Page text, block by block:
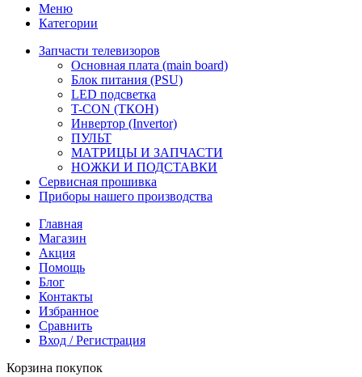
Меню
Категории
Запчасти телевизоров
Основная плата (main board)
Блок питания (PSU)
LED подсветка
T-CON (ТКОН)
Инвертор (Invertor)
ПУЛЬТ
МАТРИЦЫ И ЗАПЧАСТИ
НОЖКИ И ПОДСТАВКИ
Сервисная прошивка
Приборы нашего производства
Главная
Магазин
Акция
Помощь
Блог
Контакты
Избранное
Сравнить
Вход / Регистрация
Корзина покупок